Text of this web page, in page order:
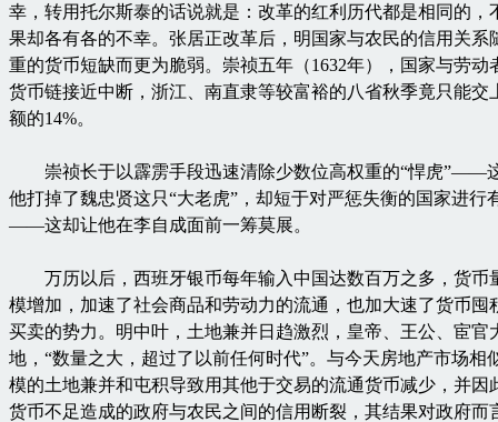
幸，转用托尔斯泰的话说就是：改革的红利历代都是相同的，
果却各有各的不幸。张居正改革后，明国家与农民的信用关系
重的货币短缺而更为脆弱。崇祯五年（1632年），国家与劳动
货币链接近中断，浙江、南直隶等较富裕的八省秋季竟只能交
额的14%。
崇祯长于以霹雳手段迅速清除少数位高权重的“悍虎”——
他打掉了魏忠贤这只“大老虎”，却短于对严惩失衡的国家进行
——这却让他在李自成面前一筹莫展。
万历以后，西班牙银币每年输入中国达数百万之多，货币
模增加，加速了社会商品和劳动力的流通，也加大速了货币囤
买卖的势力。明中叶，土地兼并日趋激烈，皇帝、王公、宦官
地，“数量之大，超过了以前任何时代”。与今天房地产市场相
模的土地兼并和屯积导致用其他于交易的流通货币减少，并因
货币不足造成的政府与农民之间的信用断裂，其结果对政府而